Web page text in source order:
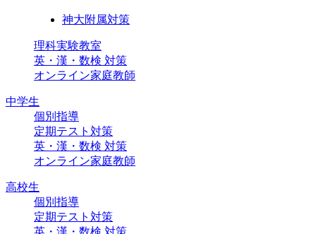
神大附属対策
理科実験教室
英・漢・数検 対策
オンライン家庭教師
中学生
個別指導
定期テスト対策
英・漢・数検 対策
オンライン家庭教師
高校生
個別指導
定期テスト対策
英・漢・数検 対策